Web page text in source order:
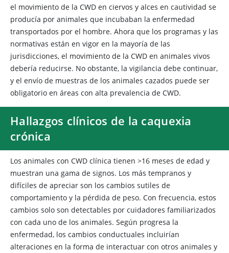
el movimiento de la CWD en ciervos y alces en cautividad se
producía por animales que incubaban la enfermedad
transportados por el hombre. Ahora que los programas y las
normativas están en vigor en la mayoría de las
jurisdicciones, el movimiento de la CWD en animales vivos
debería reducirse. No obstante, la vigilancia debe continuar,
y el envío de muestras de los animales cazados puede ser
obligatorio en áreas con alta prevalencia de CWD.
Hallazgos clínicos de la caquexia
crónica
Los animales con CWD clínica tienen >16 meses de edad y
muestran una gama de signos. Los más tempranos y
difíciles de apreciar son los cambios sutiles de
comportamiento y la pérdida de peso. Con frecuencia, estos
cambios solo son detectables por cuidadores familiarizados
con cada uno de los animales. Según progresa la
enfermedad, los cambios conductuales incluirían
alteraciones en la forma de interactuar con otros animales y